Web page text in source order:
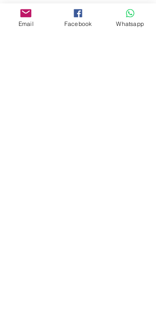
商場2樓275A
Email Facebook Whatsapp